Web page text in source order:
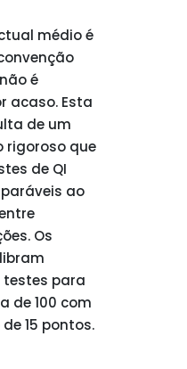
médio é
é
acaso. Esta
de um
rigoroso que
de QI
ao
Os
para
de 100 com
15 pontos.